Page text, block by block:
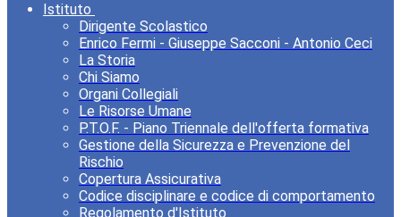
Istituto
Dirigente Scolastico
Enrico Fermi - Giuseppe Sacconi - Antonio Ceci
La Storia
Chi Siamo
Organi Collegiali
Le Risorse Umane
P.T.O.F. - Piano Triennale dell'offerta formativa
Gestione della Sicurezza e Prevenzione del
Rischio
Copertura Assicurativa
Codice disciplinare e codice di comportamento
Regolamento d'Istituto